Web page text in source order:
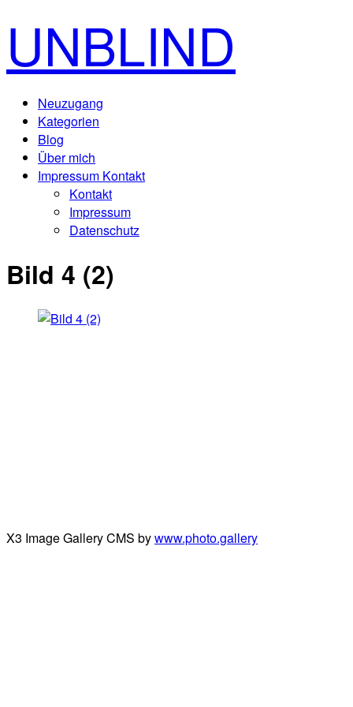
UNBLIND
Neuzugang
Kategorien
Blog
Über mich
Impressum Kontakt
Kontakt
Impressum
Datenschutz
Bild 4 (2)
X3 Image Gallery CMS bywww.photo.gallery